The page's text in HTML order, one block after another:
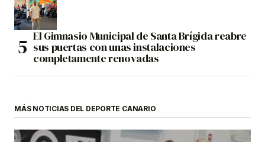
El Gimnasio Municipal de Santa Brígida reabre
sus puertas con unas instalaciones
completamente renovadas
MÁS NOTICIAS DEL DEPORTE CANARIO